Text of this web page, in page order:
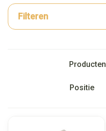
Filteren
Producten
Sorteer op: